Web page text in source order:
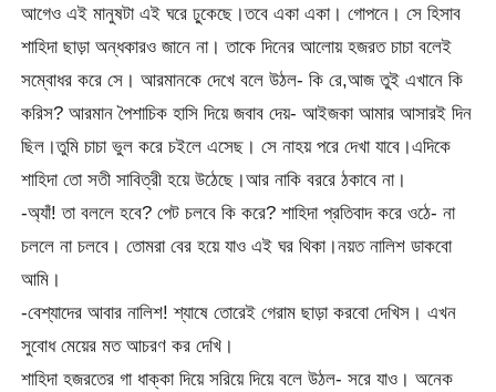
আগেও এই মানুষটা এই ঘরে ঢু্কেছে।তবে একা একা। গোপনে। সে হিসাব
শাহিদা ছাড়া অন্ধকারও জানে না। তাকে দিনের আলোয় হজরত চাচা বলেই
সম্বোধর করে সে। আরমানকে দেখে বলে উঠল- কি রে,আজ তুই এখানে কি
করিস? আরমান পৈশাচিক হাসি দিয়ে জবাব দেয়- আইজকা আমার আসারই দিন
ছিল।তুমি চাচা ভুল করে চইলে এসেছ। সে নাহয় পরে দেখা যাবে।এদিকে
শাহিদা তো সতী সাবিত্রী হয়ে উঠেছে।আর নাকি বররে ঠকাবে না।
-অ্যাঁ! তা বললে হবে? পেট চলবে কি করে? শাহিদা প্রতিবাদ করে ওঠে- না
চললে না চলবে। তোমরা বের হয়ে যাও এই ঘর থিকা।নয়ত নালিশ ডাকবো
আমি।
-বেশ্যাদের আবার নালিশ! শ্যাষে তোরেই গেরাম ছাড়া করবো দেখিস। এখন
সুবোধ মেয়ের মত আচরণ কর দেখি।
শাহিদা হজরতের গা ধাক্কা দিয়ে সরিয়ে দিয়ে বলে উঠল- সরে যাও। অনেক